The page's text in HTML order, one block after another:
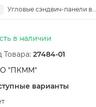
Угловые сэндвич-панели
в наличии
Товара: 27484-01
"ПКММ"
варианты